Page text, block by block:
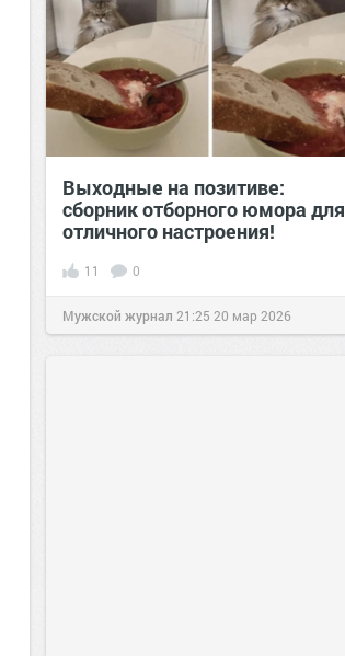
Выходные на позитиве:
сборник отборного юмора для
отличного настроения!
11 0
Мужской журнал 21:25 20 мар 2026